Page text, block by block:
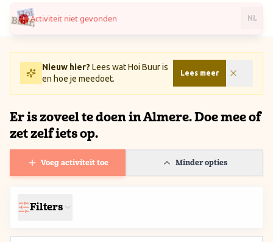
Ga naar inhoud / Skip to content
NL
Nieuw hier? Lees wat Hoi Buur is
en hoe je meedoet.
Lees meer
Er is zoveel te doen in Almere. Doe mee of
zet zelf iets op.
Voeg activiteit toe Minder opties
Filters